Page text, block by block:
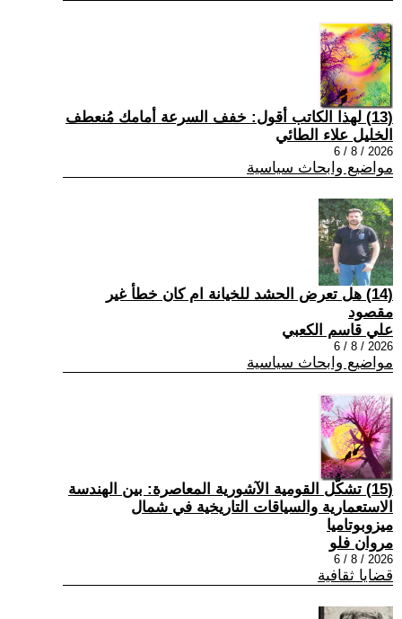
(13) لهذا الكاتب أقول: خفف السرعة أمامك مُنعطف
الخليل علاء الطائي
2026 / 8 / 6
مواضيع وابحاث سياسية
(14) هل تعرض الحشد للخيانة ام كان خطأ غير
مقصود
علي قاسم الكعبي
2026 / 8 / 6
مواضيع وابحاث سياسية
(15) تشكُّل القومية الآشورية المعاصرة: بين الهندسة
الاستعمارية والسياقات التاريخية في شمال
ميزوبوتاميا
مروان فلو
2026 / 8 / 6
قضايا ثقافية